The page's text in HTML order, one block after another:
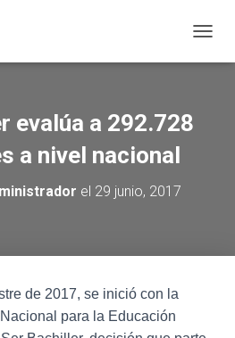
evalúa a 292.728
a nivel nacional
el 29 junio, 2017
de 2017, se inició con la
para la Educación